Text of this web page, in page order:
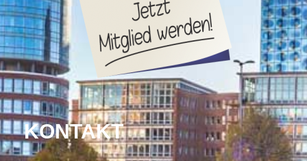
KONTAKT